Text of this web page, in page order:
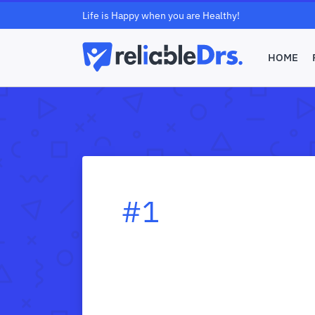
Life is Happy when you are Healthy!
HOME
#1